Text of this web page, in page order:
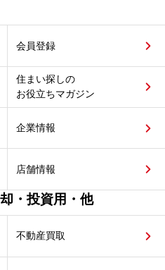
会員登録
住まい探しの
お役立ちマガジン
企業情報
店舗情報
・投資用・他
不動産買取